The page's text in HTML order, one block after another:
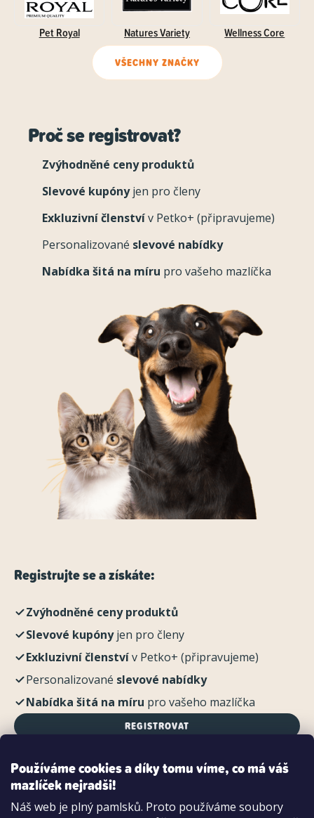
Používáme cookies a díky tomu víme, co má váš
mazlíček nejradši!
Náš web je plný pamlsků. Proto používáme soubory
Pet Royal Natures Variety Wellness Core
VŠECHNY ZNAČKY
Proč se registrovat?
Zvýhodněné ceny produktů
Slevové kupónyjen pro členy
Exkluzivní členstvív Petko+ (připravujeme)
Personalizované slevové nabídky
Nabídka šitá na míru pro vašeho mazlíčka
Registrujte se a získáte:
Zvýhodněné ceny produktů
Slevové kupónyjen pro členy
Exkluzivní členstvív Petko+ (připravujeme)
Personalizované slevové nabídky
Nabídka šitá na míru pro vašeho mazlíčka
REGISTROVAT
Možnosti platby:
Dobírkou